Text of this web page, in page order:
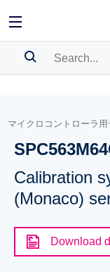
BOOKMARK
Pleaselog into
マイクロコントローラ
Calibration
(Monaco)
Download